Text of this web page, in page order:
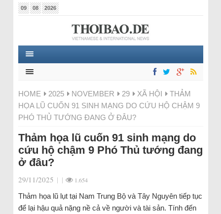
09 08 2026
HOME 2025 NOVEMBER 29 XÃ HỘI
THẢM
HỌA LŨ CUỐN 91 SINH MẠNG DO CỨU HỘ CHẬM 9
PHÓ THỦ TƯỚNG ĐANG Ở ĐÂU?
Thảm họa lũ cuốn 91 sinh mạng do
cứu hộ chậm 9 Phó Thủ tướng đang
ở đâu?
29/11/2025 | | 1.654
Thảm họa lũ lụt tại Nam Trung Bộ và Tây Nguyên tiếp tục
để lại hậu quả nặng nề cả về người và tài sản. Tính đến